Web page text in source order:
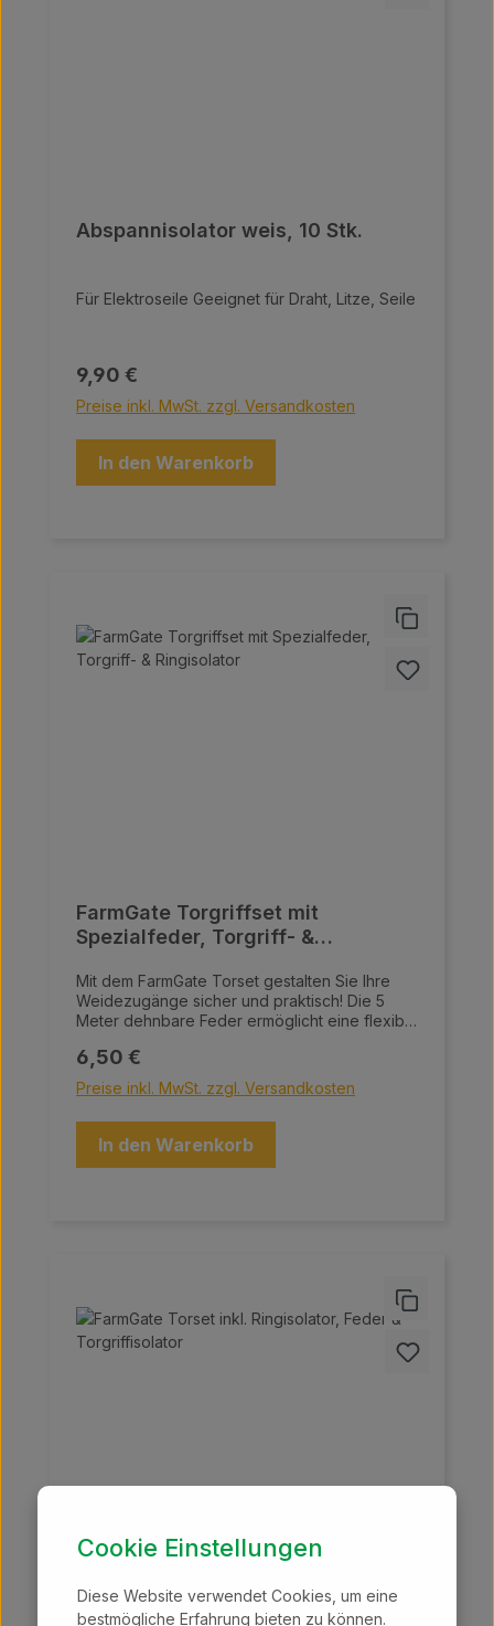
Abspannisolator weis, 10 Stk.
Für Elektroseile Geeignet für Draht, Litze, Seile
Regulärer Preis:
9,90 €
Preise inkl. MwSt. zzgl. Versandkosten
In den Warenkorb
FarmGate Torgriffset mit
Spezialfeder, Torgriff- &
Mit dem FarmGate Torset gestalten Sie Ihre
Weidezugänge sicher und praktisch! Die 5
Meter dehnbare Feder ermöglicht eine flexible
Torgriffisolator für eine mühelose Handhabung
sorgt. Der enthaltene Ringisolator
gewährleistet eine stabile und zuverlässige
Befestigung. Inkludiert: Torgriff Feder, 5 Meter
Ringisolator Torgriffisolator
Regulärer Preis:
6,50 €
Preise inkl. MwSt. zzgl. Versandkosten
In den Warenkorb
FarmGate Torset inkl. Ringisolator,
Feder & Torgriffisolator
Cookie Einstellungen
Diese Website verwendet Cookies, um eine
bestmögliche Erfahrung bieten zu können.